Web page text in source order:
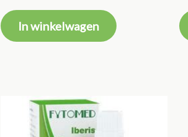
€37.70.€30.15.
In winkelwagen